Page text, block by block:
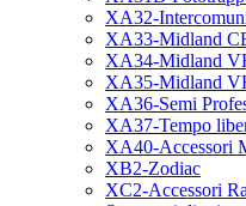
XA32-
XA33-Midland
XA34-Midland
XA35-Midland
XA36-Semi
XA37-Tempo
XA40-Accessori
XB2-Zodiac
XC2-Accessori